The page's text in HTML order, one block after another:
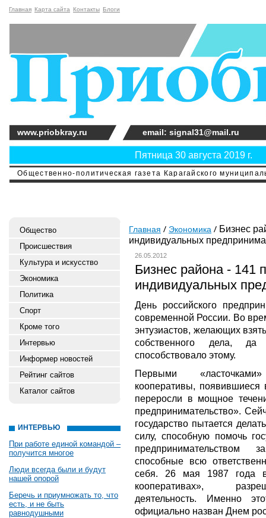
Главная Карта сайта Контакты Блоги
Общественно-политическая газета Карагайского
Пятница 30 августа 2019 г.
www.priobkray.ru email: signal31@mail.ru
Общество
Происшествия
Культура и искусство
Экономика
Политика
Спорт
Кроме того
Интервью
Информер новостей
Рейтинг сайтов
Каталог сайтов
ИНТЕРВЬЮ
При работе единой командой –
получится многое
Люди всегда были и будут
нашей опорой
Беречь и приумножать то, что
есть, и не быть
равнодушными
Главная Экономика
Бизнес
индивидуальных
26.05.2012
Бизнес района - 141
индивидуальных
День российского
современной России. Во
энтузиастов, желающих
собственного дела,
способствовало этому.
Первыми
кооперативы,
переросли в мощное
предпринимательство».
государство пытается
силу, способную помочь
предпринимательством
способные всю
себя. 26 мая 1987 года
кооперативах»,
деятельность. Именно
официально назван Днем